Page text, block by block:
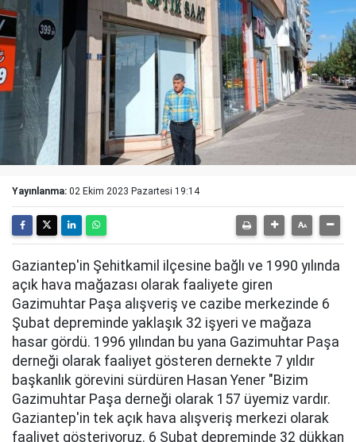
Yayınlanma: 02 Ekim 2023 Pazartesi 19:14
Gaziantep'in Şehitkamil ilçesine bağlı ve 1990 yılında
açık hava mağazası olarak faaliyete giren
Gazimuhtar Paşa alışveriş ve cazibe merkezinde 6
Şubat depreminde yaklaşık 32 işyeri ve mağaza
hasar gördü. 1996 yılından bu yana Gazimuhtar Paşa
derneği olarak faaliyet gösteren dernekte 7 yıldır
başkanlık görevini sürdüren Hasan Yener "Bizim
Gazimuhtar Paşa derneği olarak 157 üyemiz vardır.
Gaziantep'in tek açık hava alışveriş merkezi olarak
faaliyet gösteriyoruz. 6 Şubat depreminde 32 dükkan